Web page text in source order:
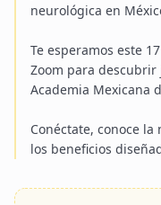
neurológica en
Te esperamos este
Zoom para
Academia Mexicana
Conéctate, conoce
los beneficios